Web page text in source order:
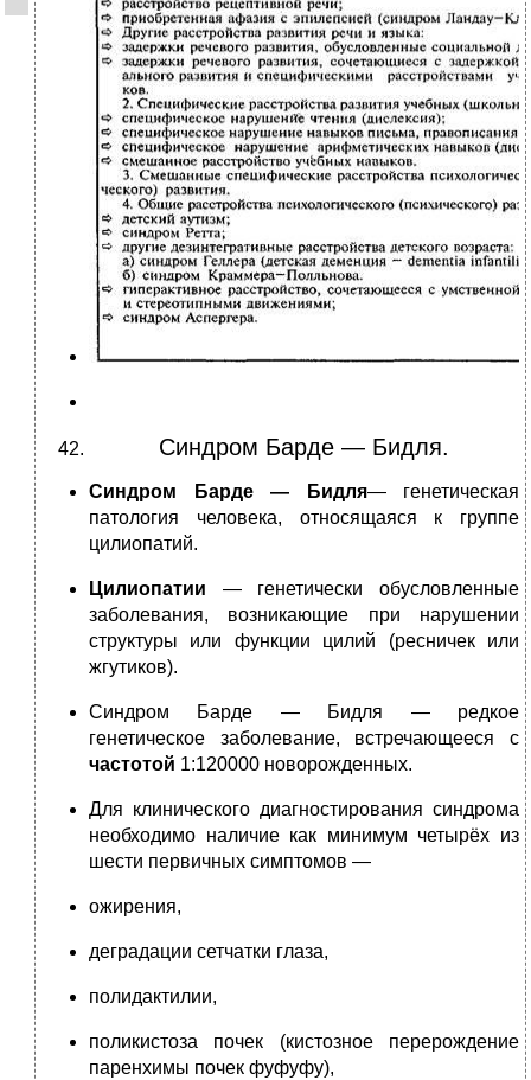
Синдром Барде — Бидля.
Синдром Барде — Бидля— генетическая
патология человека, относящаяся к группе
цилиопатий.
Цилиопатии — генетически обусловленные
заболевания, возникающие при нарушении
структуры или функции цилий (ресничек или
жгутиков).
Синдром Барде — Бидля — редкое
генетическое заболевание, встречающееся с
частотой 1:120000 новорожденных.
Для клинического диагностирования синдрома
необходимо наличие как минимум четырёх из
шести первичных симптомов —
ожирения,
деградации сетчатки глаза,
полидактилии,
поликистоза почек (кистозное перерождение
паренхимы почек фуфуфу),